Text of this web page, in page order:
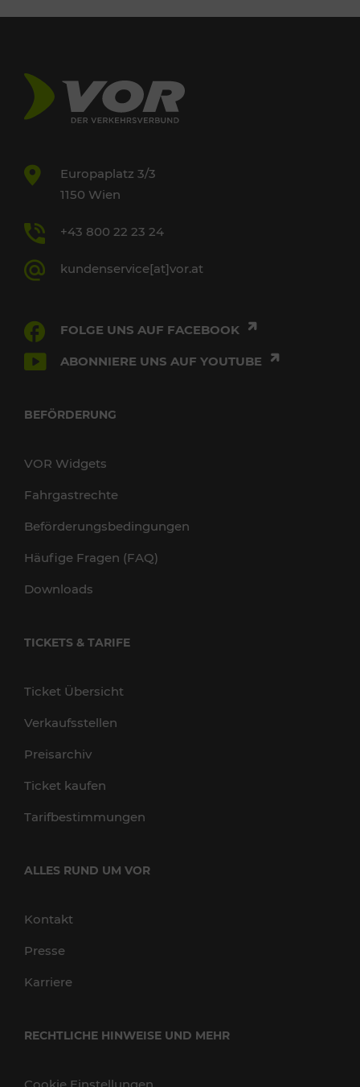
Europaplatz 3/3
1150 Wien
+43 800 22 23 24
kundenservice[at]vor.at
FOLGE UNS AUF FACEBOOK
ABONNIERE UNS AUF YOUTUBE
BEFÖRDERUNG
VOR Widgets
Fahrgastrechte
Beförderungsbedingungen
Häufige Fragen (FAQ)
Downloads
TICKETS & TARIFE
Ticket Übersicht
Verkaufsstellen
Preisarchiv
Ticket kaufen
Tarifbestimmungen
ALLES RUND UM VOR
Kontakt
Presse
Karriere
RECHTLICHE HINWEISE UND MEHR